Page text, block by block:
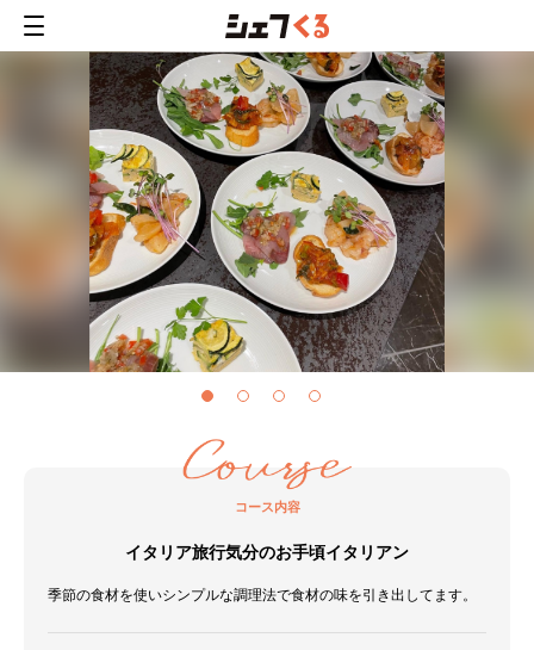
コース内容
イタリア旅行気分のお手頃イタリアン
季節の食材を使いシンプルな調理法で食材の味を引き出してます。